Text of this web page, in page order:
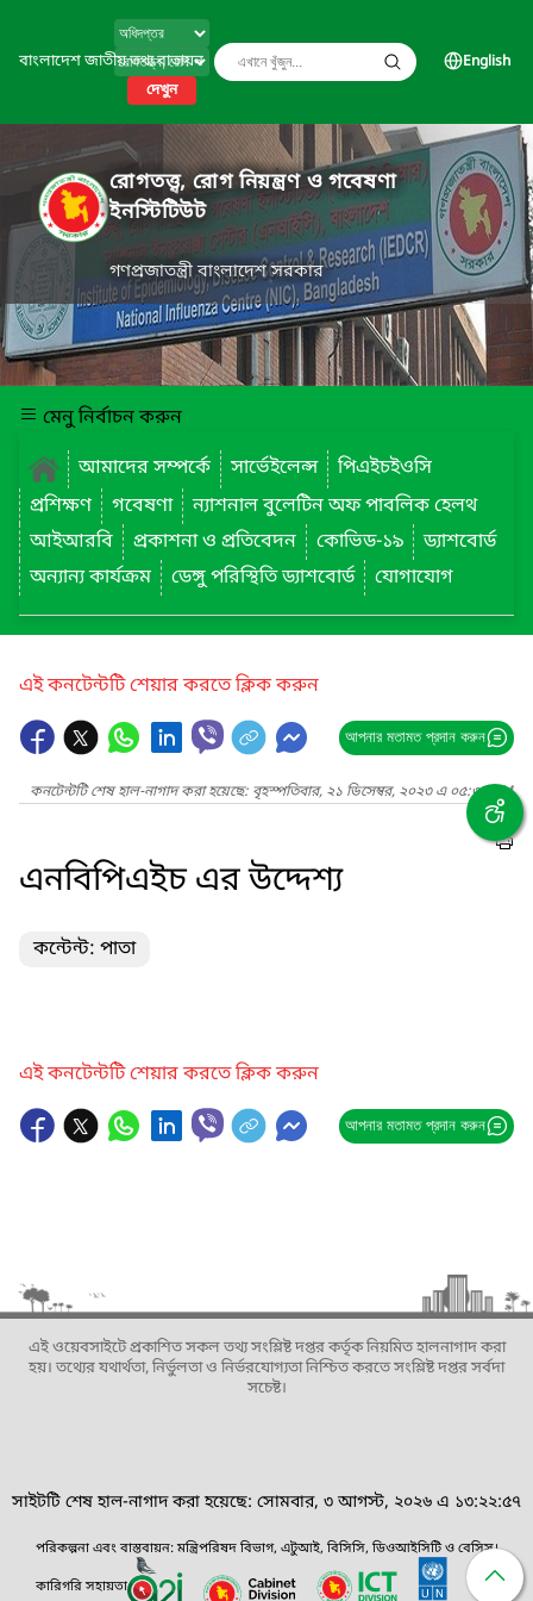
বাংলাদেশ জাতীয় তথ্য বাতায়ন
দেখুন
English
রোগতত্ত্ব, রোগ নিয়ন্ত্রণ ও গবেষণা
ইনস্টিটিউট
গণপ্রজাতন্ত্রী বাংলাদেশ সরকার
মেনু নির্বাচন করুন
আমাদের সম্পর্কে
সার্ভেইলেন্স
পিএইচইওসি
প্রশিক্ষণ
গবেষণা
ন্যাশনাল বুলেটিন অফ পাবলিক হেলথ
আইআরবি
প্রকাশনা ও প্রতিবেদন কোভিড-১৯
ড্যাশবোর্ড
অন্যান্য কার্যক্রম
ডেঙ্গু পরিস্থিতি ড্যাশবোর্ড যোগাযোগ
এই কনটেন্টটি শেয়ার করতে ক্লিক করুন
আপনার মতামত প্রদান করুন
কনটেন্টটি শেষ হাল-নাগাদ করা হয়েছে: বৃহস্পতিবার, ২১ ডিসেম্বর, ২০২৩ এ ০৫:৩৯ PM
এনবিপিএইচ এর উদ্দেশ্য
কন্টেন্ট: পাতা
এই কনটেন্টটি শেয়ার করতে ক্লিক করুন
আপনার মতামত প্রদান করুন
এই ওয়েবসাইটে প্রকাশিত সকল তথ্য সংশ্লিষ্ট দপ্তর কর্তৃক নিয়মিত হালনাগাদ করা
হয়। তথ্যের যথার্থতা, নির্ভুলতা ও নির্ভরযোগ্যতা নিশ্চিত করতে সংশ্লিষ্ট দপ্তর সর্বদা
সচেষ্ট।
সাইটটি শেষ হাল-নাগাদ করা হয়েছে: সোমবার, ৩ আগস্ট, ২০২৬ এ ১৩:২২:৫৭
পরিকল্পনা এবং বাস্তবায়ন: মন্ত্রিপরিষদ বিভাগ, এটুআই, বিসিসি, ডিওআইসিটি ও বেসিস।
কারিগরি সহায়তা